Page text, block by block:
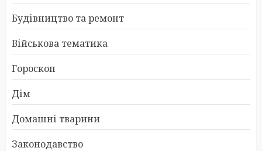
Будівництво та ремонт
Військова тематика
Гороскоп
Дім
Домашні тварини
Законодавство